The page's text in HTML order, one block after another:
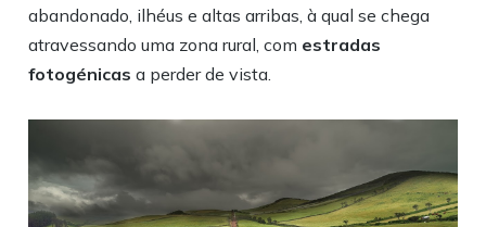
abandonado, ilhéus e altas arribas, à qual se chega
atravessando uma zona rural, com estradas
fotogénicas a perder de vista.